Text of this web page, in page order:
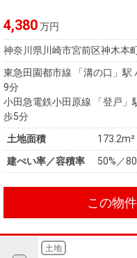
4,380万円
神奈川県川崎市宮前区神木本
東急田園都市線 「溝の口」駅
9分
小田急電鉄小田原線 「登戸」
歩5分
土地面積
建ぺい率／容積率
50%／
この物
土地